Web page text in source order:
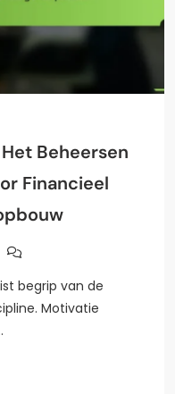
Beheersen
Financieel
begrip van de
Motivatie